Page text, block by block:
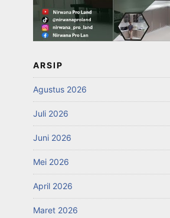
ARSIP
Agustus 2026
Juli 2026
Juni 2026
Mei 2026
April 2026
Maret 2026